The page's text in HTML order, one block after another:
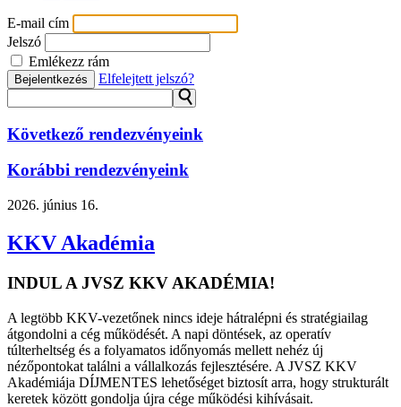
E-mail cím
Jelszó
Emlékezz rám
Bejelentkezés Elfelejtett jelszó?
⚲
Következő rendezvényeink
Korábbi rendezvényeink
2026. június 16.
KKV Akadémia
INDUL A JVSZ KKV AKADÉMIA!
A legtöbb KKV-vezetőnek nincs ideje hátralépni és stratégiailag
átgondolni a cég működését. A napi döntések, az operatív
túlterheltség és a folyamatos időnyomás mellett nehéz új
nézőpontokat találni a vállalkozás fejlesztésére. A JVSZ KKV
Akadémiája DÍJMENTES lehetőséget biztosít arra, hogy strukturált
keretek között gondolja újra cége működési kihívásait.